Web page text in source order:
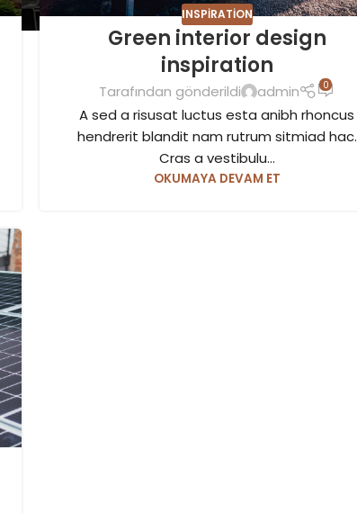
INSPIRATION
Green interior design
inspiration
Tarafından gönderildi admin 0
A sed a risusat luctus esta anibh rhoncus
hendrerit blandit nam rutrum sitmiad hac.
Cras a vestibulu...
OKUMAYA DEVAM ET